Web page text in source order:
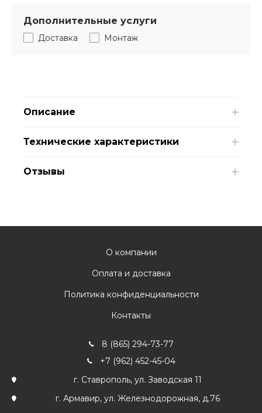
Дополнительные услуги
Доставка Монтаж
Описание
Технические характеристики
Отзывы
О компании
Оплата и доставка
Политика конфиденциальности
Контакты
8 (865) 294-73-77
+7 (962) 452-45-04
г. Ставрополь, ул. Заводская 11
г. Армавир, ул. Железнодорожная, д.76